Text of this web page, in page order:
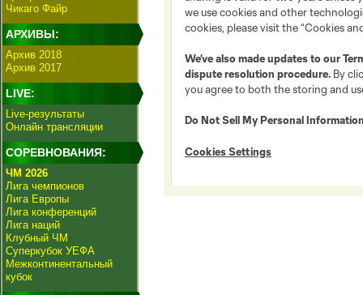
Чикаго Файр
АРХИВЫ:
Архив 2018
Архив 2017
LIVE:
Live-результаты
Онлайн трансляции
СОРЕВНОВАНИЯ:
ЧМ 2026
Лига чемпионов
Лига Европы
Лига конференций
Лига наций
Клубный ЧМ
Суперкубок УЕФА
Межконтинентальный
кубок